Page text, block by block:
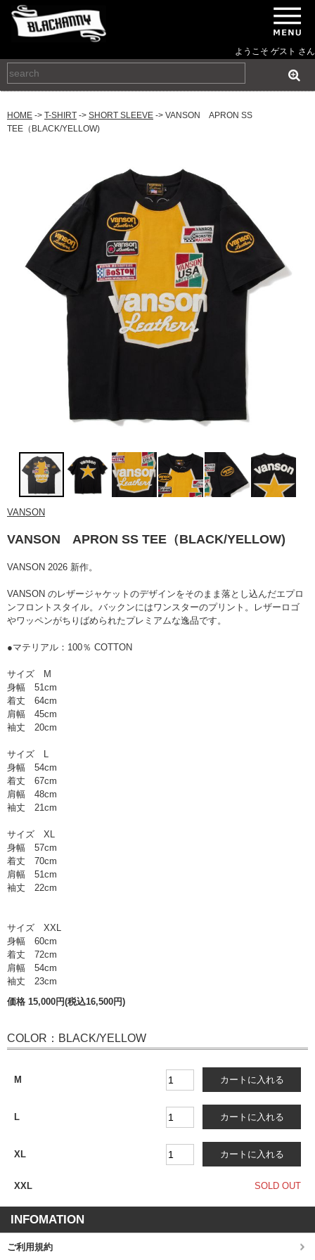
ようこそ ゲスト さん
HOME -> T-SHIRT -> SHORT SLEEVE -> VANSON APRON SS
TEE（BLACK/YELLOW)
VANSON
VANSON APRON SS TEE（BLACK/YELLOW)
VANSON 2026 新作。
VANSON のレザージャケットのデザインをそのまま落とし込んだエプロ
ンフロントスタイル。バックンにはワンスターのプリント。レザーロゴ
やワッペンがちりばめられたプレミアムな逸品です。
●マテリアル：100％ COTTON
サイズ M
身幅 51cm
着丈 64cm
肩幅 45cm
袖丈 20cm
サイズ L
身幅 54cm
着丈 67cm
肩幅 48cm
袖丈 21cm
サイズ XL
身幅 57cm
着丈 70cm
肩幅 51cm
袖丈 22cm
サイズ XXL
身幅 60cm
着丈 72cm
肩幅 54cm
袖丈 23cm
価格 15,000円(税込16,500円)
COLOR：BLACK/YELLOW
M
L
XL
XXL SOLD OUT
INFOMATION
ご利用規約